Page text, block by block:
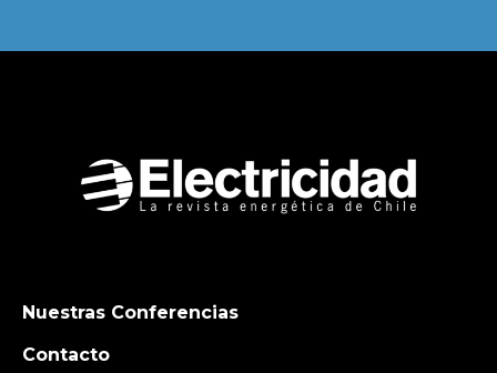
Nuestras Conferencias
Contacto